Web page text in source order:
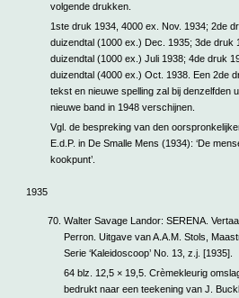
volgende drukken.
1ste druk 1934, 4000 ex. Nov. 1934; 2de
duizendtal (1000 ex.) Dec. 1935; 3de druk
duizendtal (1000 ex.) Juli 1938; 4de druk
duizendtal (4000 ex.) Oct. 1938. Een 2de
tekst en nieuwe spelling zal bij denzelfden
nieuwe band in 1948 verschijnen.
Vgl. de bespreking van den
E.d.P. in De Smalle Mens (1934): ‘De
kookpunt’.
1935
70. Walter Savage Landor: SERENA.
Perron. Uitgave van A.A.M. Stols,
Serie ‘Kaleidoscoop’ No. 13, z.j. [1935].
64 blz. 12,5 × 19,5. Crèmekleurig
bedrukt naar een teekening van J.